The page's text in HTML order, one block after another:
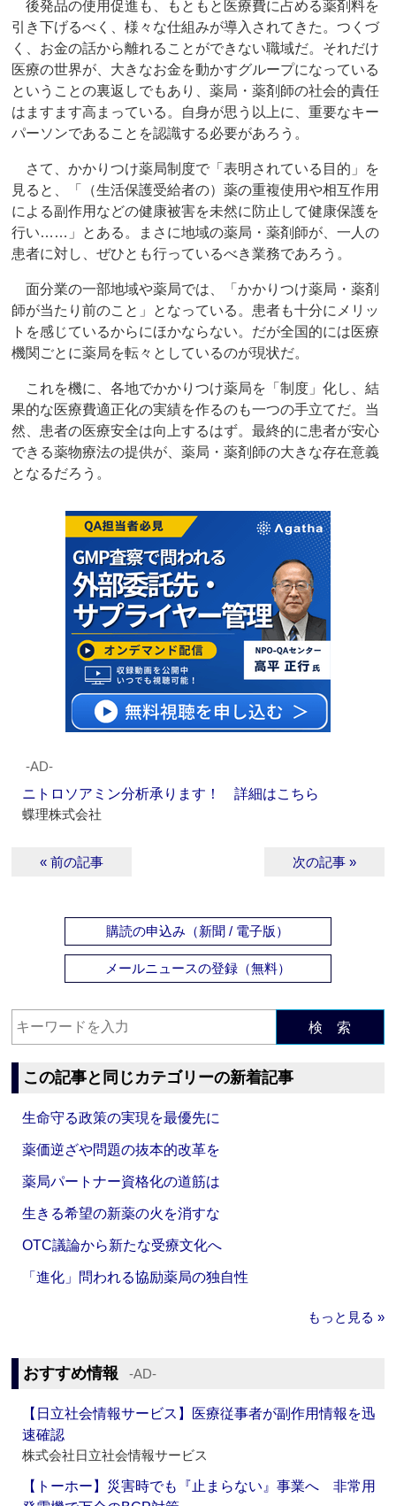
後発品の使用促進も、もともと医療費に占める薬剤料を
引き下げるべく、様々な仕組みが導入されてきた。つくづ
く、お金の話から離れることができない職域だ。それだけ
医療の世界が、大きなお金を動かすグループになっている
ということの裏返しでもあり、薬局・薬剤師の社会的責任
はますます高まっている。自身が思う以上に、重要なキー
パーソンであることを認識する必要があろう。
さて、かかりつけ薬局制度で「表明されている目的」を
見ると、「（生活保護受給者の）薬の重複使用や相互作用
による副作用などの健康被害を未然に防止して健康保護を
行い……」とある。まさに地域の薬局・薬剤師が、一人の
患者に対し、ぜひとも行っているべき業務であろう。
面分業の一部地域や薬局では、「かかりつけ薬局・薬剤
師が当たり前のこと」となっている。患者も十分にメリッ
トを感じているからにほかならない。だが全国的には医療
機関ごとに薬局を転々としているのが現状だ。
これを機に、各地でかかりつけ薬局を「制度」化し、結
果的な医療費適正化の実績を作るのも一つの手立てだ。当
然、患者の医療安全は向上するはず。最終的に患者が安心
できる薬物療法の提供が、薬局・薬剤師の大きな存在意義
となるだろう。
‐AD‐
ニトロソアミン分析承ります！ 詳細はこちら
蝶理株式会社
« 前の記事 次の記事 »
購読の申込み（新聞 / 電子版）
メールニュースの登録（無料）
検 索
この記事と同じカテゴリーの新着記事
生命守る政策の実現を最優先に
薬価逆ざや問題の抜本的改革を
薬局パートナー資格化の道筋は
生きる希望の新薬の火を消すな
OTC議論から新たな受療文化へ
「進化」問われる協励薬局の独自性
もっと見る »
おすすめ情報 ‐AD‐
【日立社会情報サービス】医療従事者が副作用情報を迅
速確認
株式会社日立社会情報サービス
【トーホー】災害時でも『止まらない』事業へ 非常用